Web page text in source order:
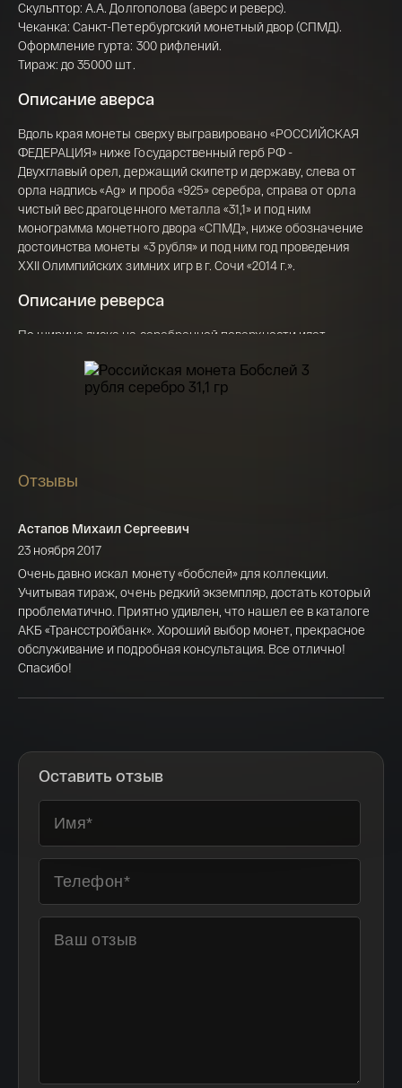
Скульптор: А.А. Долгополова (аверс и реверс).
Чеканка: Санкт-Петербургский монетный двор (СПМД).
Оформление гурта: 300 рифлений.
Тираж: до 35000 шт.
Описание аверса
Вдоль края монеты сверху выгравировано «РОССИЙСКАЯ
ФЕДЕРАЦИЯ» ниже Государственный герб РФ -
Двухглавый орел, держащий скипетр и державу, слева от
орла надпись «Ag» и проба «925» серебра, справа от орла
чистый вес драгоценного металла «31,1» и под ним
монограмма монетного двора «СПМД», ниже обозначение
достоинства монеты «3 рубля» и под ним год проведения
XXII Олимпийских зимних игр в г. Сочи «2014 г.».
Описание реверса
По ширине диска на серебренной поверхности идет
человек, с права от них - надпись: "СОЧИ", дата: "2014" и
пять олимпийских колец, справа внизу, у канта справа -
Отзывы
Астапов Михаил Сергеевич
23 ноября 2017
Очень давно искал монету «бобслей» для коллекции.
Учитывая тираж, очень редкий экземпляр, достать который
проблематично. Приятно удивлен, что нашел ее в каталоге
АКБ «Трансстройбанк». Хороший выбор монет, прекрасное
обслуживание и подробная консультация. Все отлично!
Спасибо!
Оставить отзыв
Российская инвестиционная монета
Георгий Победоносец золото 100 рублей
15,5 гр 2021
142 000 ₽
Имя*
Телефон*
и даю свое